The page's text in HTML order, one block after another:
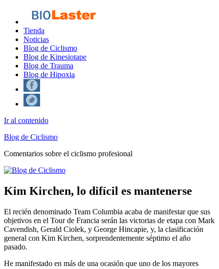
Tienda
Noticias
Blog de Ciclismo
Blog de Kinesiotape
Blog de Trauma
Blog de Hipoxia
Ir al contenido
Blog de Ciclismo
Comentarios sobre el ciclismo profesional
Kim Kirchen, lo difícil es mantenerse
El recién denominado Team Columbia acaba de manifestar que sus
objetivos en el Tour de Francia serán las victorias de etapa con Mark
Cavendish, Gerald Ciolek, y George Hincapie, y, la clasificación
general con Kim Kirchen, sorprendentemente séptimo el año
pasado.
He manifestado en más de una ocasión que uno de los mayores